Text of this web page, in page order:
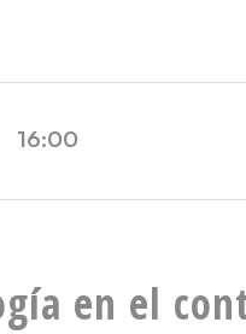
16:00
en el